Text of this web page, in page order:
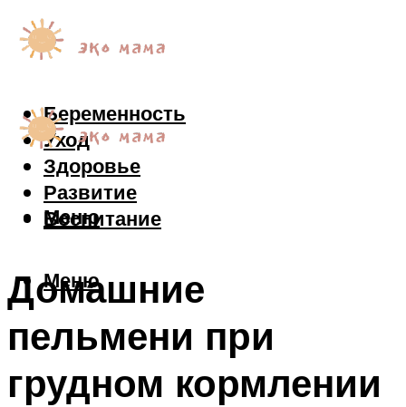
Беременность
Уход
Здоровье
Развитие
Воспитание
Меню
Меню
Домашние
пельмени при
грудном кормлении